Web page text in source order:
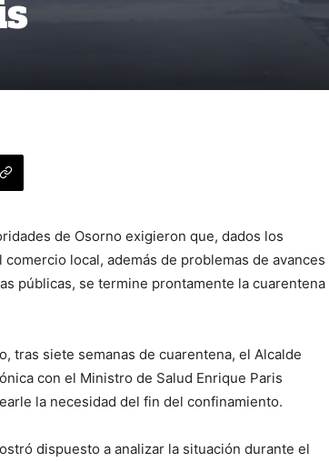
de Osorno exigieron que, dados los
local, además de problemas de avances
públicas, se termine prontamente la cuarentena
tras siete semanas de cuarentena, el Alcalde
con el Ministro de Salud Enrique Paris
la necesidad del fin del confinamiento.
dispuesto a analizar la situación durante el